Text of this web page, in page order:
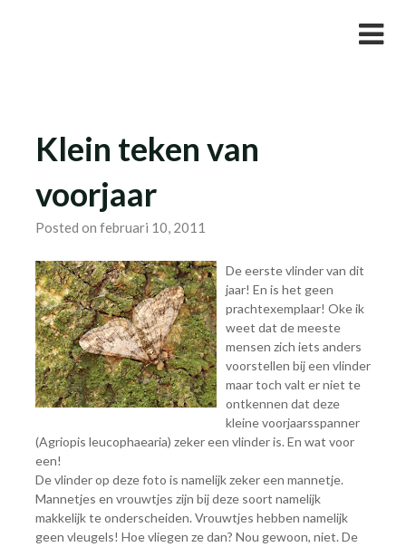
Klein teken van
voorjaar
Posted on februari 10, 2011
De eerste vlinder van dit
jaar! En is het geen
prachtexemplaar! Oke ik
weet dat de meeste
mensen zich iets anders
voorstellen bij een vlinder
maar toch valt er niet te
ontkennen dat deze
kleine voorjaarsspanner
(Agriopis leucophaearia) zeker een vlinder is. En wat voor
een!
De vlinder op deze foto is namelijk zeker een mannetje.
Mannetjes en vrouwtjes zijn bij deze soort namelijk
makkelijk te onderscheiden. Vrouwtjes hebben namelijk
geen vleugels! Hoe vliegen ze dan? Nou gewoon, niet. De